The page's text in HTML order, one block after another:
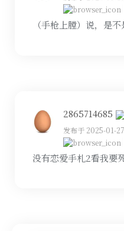
（手枪上膛）说，是
2865714685
发布于 2025-01-
没有恋爱手札2看我要